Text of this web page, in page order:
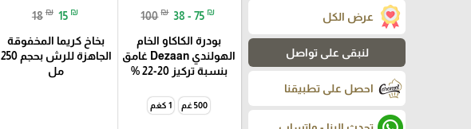
عرض الكل
لنبقى على تواصل
احصل على تطبيقنا
100 ₪ 38 - 75 ₪
بودرة الكاكاو الخام
الهولندي Dezaan غامق
بنسبة تركيز 20-22 %
500 غم 1 كغم
18 ₪ 15 ₪
بخاخ كريما المخفوقة
الجاهزة للرش بحجم 250
مل